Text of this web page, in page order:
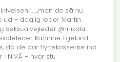
…men de så nu
– daglig leder Martin
seksualvejleder @mikala
Kathrine Egelund
da de bar flyttekasserne ind
NIVÅ – hvor stu